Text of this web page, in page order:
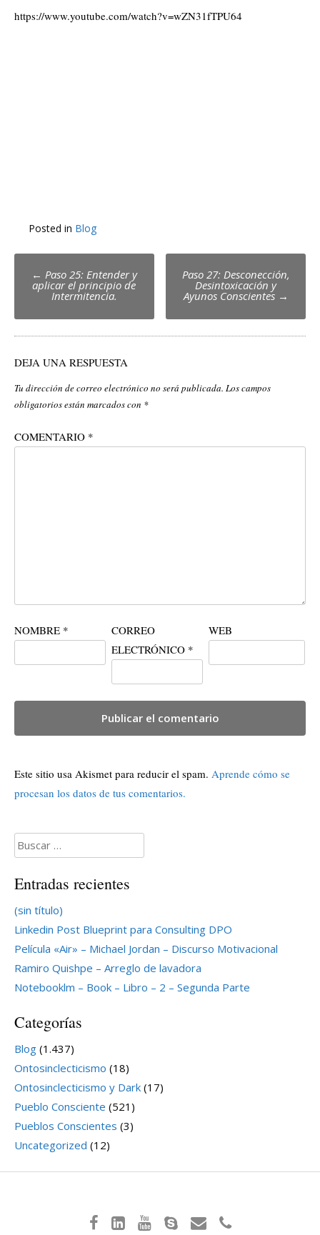
https://www.youtube.com/watch?v=wZN31fTPU64
Posted in Blog
Post
navigation
← Paso 25: Entender y
aplicar el principio de
Intermitencia.
Paso 27: Desconección,
Desintoxicación y
Ayunos Conscientes →
DEJA UNA RESPUESTA
Tu dirección de correo electrónico no será publicada. Los campos
obligatorios están marcados con *
COMENTARIO *
NOMBRE *
CORREO
ELECTRÓNICO *
WEB
Este sitio usa Akismet para reducir el spam. Aprende cómo se
procesan los datos de tus comentarios.
Buscar:
Entradas recientes
(sin título)
Linkedin Post Blueprint para Consulting DPO
Película «Air» – Michael Jordan – Discurso Motivacional
Ramiro Quishpe – Arreglo de lavadora
Notebooklm – Book – Libro – 2 – Segunda Parte
Categorías
Blog (1.437)
Ontosinclecticismo (18)
Ontosinclecticismo y Dark (17)
Pueblo Consciente (521)
Pueblos Conscientes (3)
Uncategorized (12)